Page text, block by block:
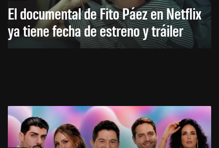
El documental de Fito Páez en Netflix
ya tiene fecha de estreno y tráiler